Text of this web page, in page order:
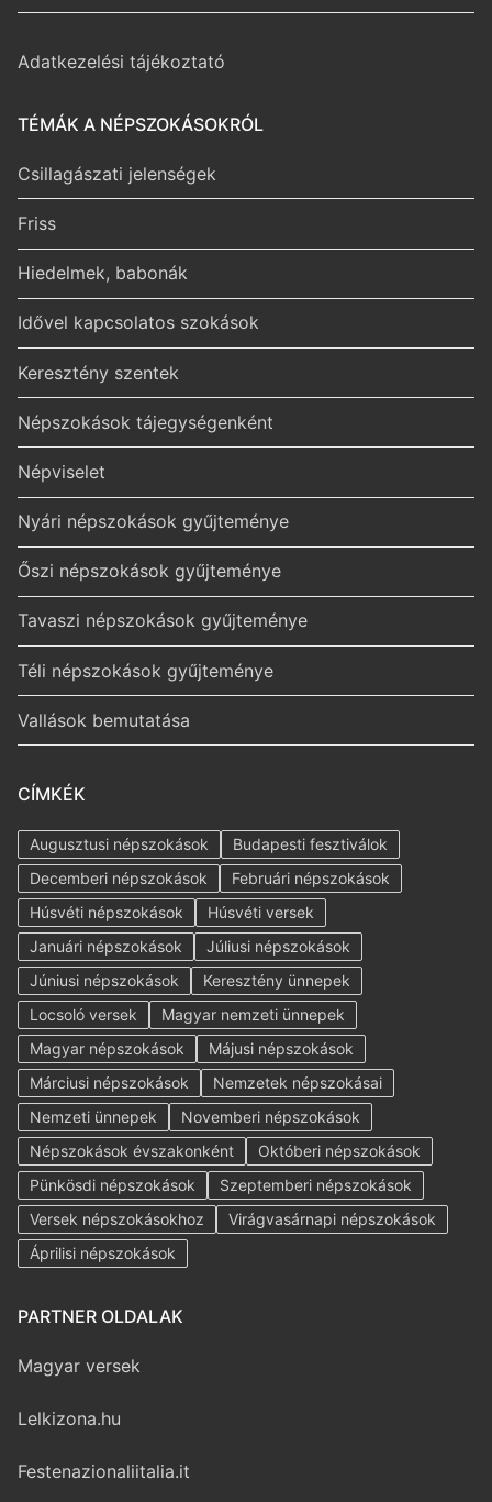
Adatkezelési tájékoztató
TÉMÁK A NÉPSZOKÁSOKRÓL
Csillagászati jelenségek
Friss
Hiedelmek, babonák
Idővel kapcsolatos szokások
Keresztény szentek
Népszokások tájegységenként
Népviselet
Nyári népszokások gyűjteménye
Őszi népszokások gyűjteménye
Tavaszi népszokások gyűjteménye
Téli népszokások gyűjteménye
Vallások bemutatása
CÍMKÉK
Augusztusi népszokások
Budapesti fesztiválok
Decemberi népszokások
Februári népszokások
Húsvéti népszokások
Húsvéti versek
Januári népszokások
Júliusi népszokások
Júniusi népszokások
Keresztény ünnepek
Locsoló versek
Magyar nemzeti ünnepek
Magyar népszokások
Májusi népszokások
Márciusi népszokások
Nemzetek népszokásai
Nemzeti ünnepek
Novemberi népszokások
Népszokások évszakonként
Októberi népszokások
Pünkösdi népszokások
Szeptemberi népszokások
Versek népszokásokhoz
Virágvasárnapi népszokások
Áprilisi népszokások
PARTNER OLDALAK
Magyar versek
Lelkizona.hu
Festenazionaliitalia.it